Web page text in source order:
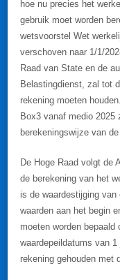
hoe nu precies het
gebruik moet worden
wetsvoorstel Wet
verschoven naar 1/1/
Raad van State en de
Belastingdienst, zal tot
rekening moeten
Box3 vanaf medio 2025
berekeningswijze van
De Hoge Raad volgt de
de berekening van het
is de waardestijging
waarden aan het begin
moeten worden
waardepeildatums van
rekening gehouden met